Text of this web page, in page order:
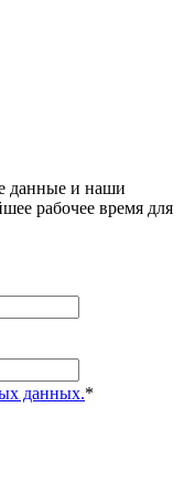
данные и наши
рабочее время для
данных.*